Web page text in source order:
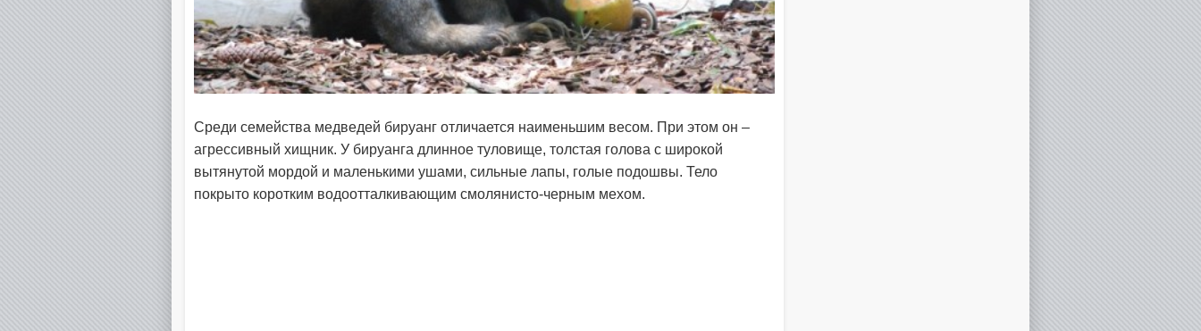
Среди семейства медведей бируанг отличается наименьшим весом. При этом он –
агрессивный хищник. У бируанга длинное туловище, толстая голова с широкой
вытянутой мордой и маленькими ушами, сильные лапы, голые подошвы. Тело
покрыто коротким водоотталкивающим смолянисто-черным мехом.